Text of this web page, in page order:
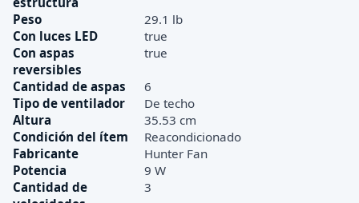
Peso
29.1 lb
Con luces LED
true
Con aspas
reversibles
true
Cantidad de aspas
6
Tipo de ventilador
De techo
Altura
35.53 cm
Condición del ítem
Reacondicionado
Fabricante
Hunter Fan
Potencia
9 W
Cantidad de
3